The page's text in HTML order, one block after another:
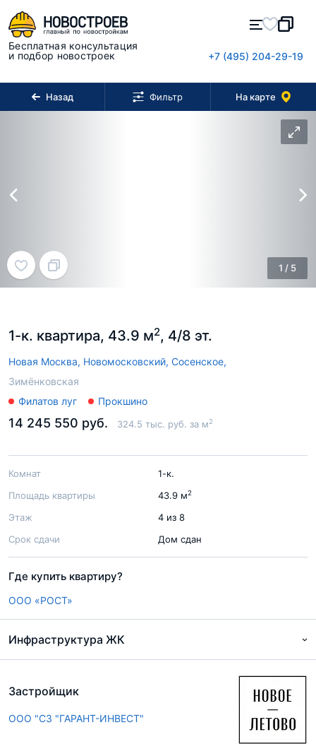
Бесплатная консультация
и подбор новостроек
+7 (495) 204-29-19
Назад Фильтр На карте
1-к. квартира, 43.9 м2, 4/8 эт.
Новая Москва, Новомосковский, Сосенское,
Зимёнковская
Филатов луг
Прокшино
1 / 5
14 245 550 руб. 324.5 тыс. руб. за м2
Комнат
1-к.
Площадь квартиры
43.9 м2
Этаж
4 из 8
Срок сдачи
Дом сдан
Где купить квартиру?
ООО «РОСТ»
Застройщик
ООО "СЗ "ГАРАНТ-ИНВЕСТ"
Инфраструктура ЖК